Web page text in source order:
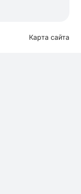
Карта сайта